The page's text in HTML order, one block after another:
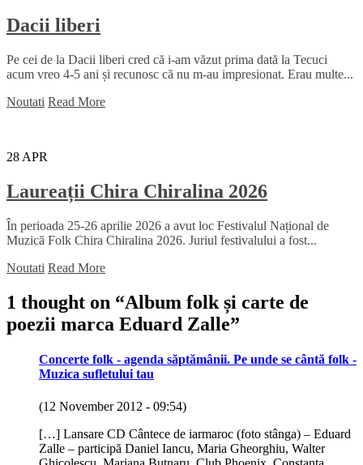
Dacii liberi
Pe cei de la Dacii liberi cred că i-am văzut prima dată la Tecuci
acum vreo 4-5 ani și recunosc că nu m-au impresionat. Erau multe...
Noutati Read More
28 APR
Laureații Chira Chiralina 2026
În perioada 25-26 aprilie 2026 a avut loc Festivalul Național de
Muzică Folk Chira Chiralina 2026. Juriul festivalului a fost...
Noutati Read More
1 thought on “Album folk și carte de
poezii marca Eduard Zalle”
Concerte folk - agenda săptămânii. Pe unde se cântă folk -
Muzica sufletului tau
(12 November 2012 - 09:54)
[…] Lansare CD Cântece de iarmaroc (foto stânga) – Eduard
Zalle – participă Daniel Iancu, Maria Gheorghiu, Walter